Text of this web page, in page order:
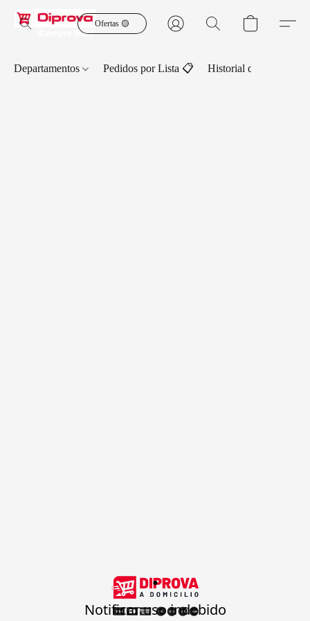
Ofertas 🟡
Departamentos Pedidos por Lista 📋 Historial de Pedidos
.
Notificar uso indebido